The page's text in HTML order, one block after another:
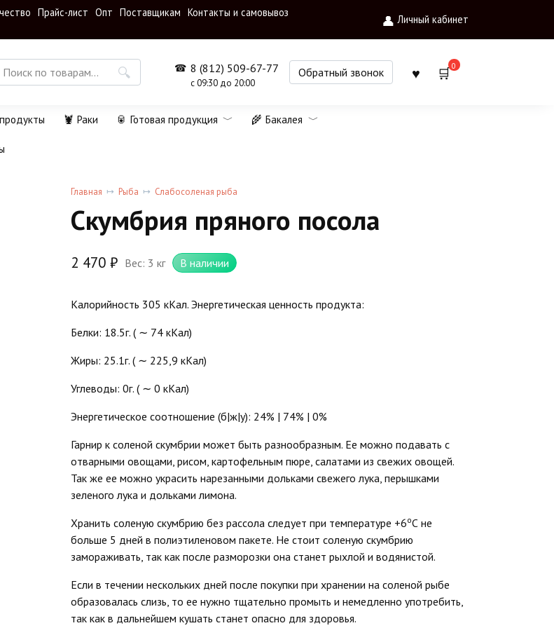
Прайс-лист Опт Поставщикам Контакты и самовывоз
Личный кабинет
8 (812) 509-67-77
с 09:30 до 20:00
Обратный звонок
0
🦞 Раки 🥫 Готовая продукция 🌾 Бакалея
Главная Рыба Слабосоленая рыба
Скумбрия пряного посола
2 470 ₽ Вес: 3 кг В наличии
Калорийность 305 кКал. Энергетическая ценность продукта:
Белки: 18.5г. ( ∼ 74 кКал)
Жиры: 25.1г. ( ∼ 225,9 кКал)
Углеводы: 0г. ( ∼ 0 кКал)
Энергетическое соотношение (б|ж|у): 24% | 74% | 0%
Гарнир к соленой скумбрии может быть разнообразным. Ее можно подавать с
отварными овощами, рисом, картофельным пюре, салатами из свежих овощей.
Так же ее можно украсить нарезанными дольками свежего лука, перышками
зеленого лука и дольками лимона.
Хранить соленую скумбрию без рассола следует при температуре +6оС не
больше 5 дней в полиэтиленовом пакете. Не стоит соленую скумбрию
замораживать, так как после разморозки она станет рыхлой и водянистой.
Если в течении нескольких дней после покупки при хранении на соленой рыбе
образовалась слизь, то ее нужно тщательно промыть и немедленно употребить,
так как в дальнейшем кушать станет опасно для здоровья.